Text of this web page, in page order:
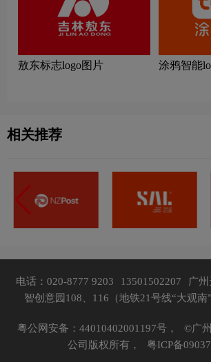
敖东标志logo图片 涂鸦智能
相关推荐
电话：020-8777 9203 13501502207
广
智创意园108、116（地铁21号线“大观南
粤公网安备：44010402001197号，
©广
公司版权所有，
粤ICP备